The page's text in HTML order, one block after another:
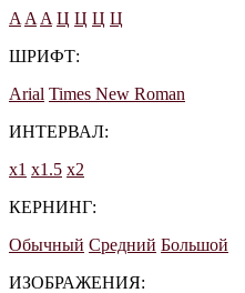
A A A Ц Ц Ц Ц
ШРИФТ:
Arial Times New Roman
ИНТЕРВАЛ:
х1 х1.5 х2
КЕРНИНГ:
Обычный Средний Большой
ИЗОБРАЖЕНИЯ: